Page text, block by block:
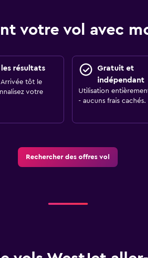
votre vol avec
résultats
tôt le
votre
Gratuit et
indépendant
Utilisation
- aucuns frais cachés.
Rechercher des offres vol